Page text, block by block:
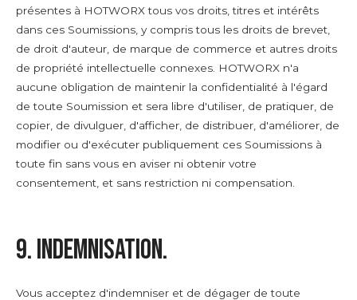
présentes à HOTWORX tous vos droits, titres et intérêts
dans ces Soumissions, y compris tous les droits de brevet,
de droit d'auteur, de marque de commerce et autres droits
de propriété intellectuelle connexes. HOTWORX n'a
aucune obligation de maintenir la confidentialité à l'égard
de toute Soumission et sera libre d'utiliser, de pratiquer, de
copier, de divulguer, d'afficher, de distribuer, d'améliorer, de
modifier ou d'exécuter publiquement ces Soumissions à
toute fin sans vous en aviser ni obtenir votre
consentement, et sans restriction ni compensation.
9. Indemnisation.
Vous acceptez d'indemniser et de dégager de toute